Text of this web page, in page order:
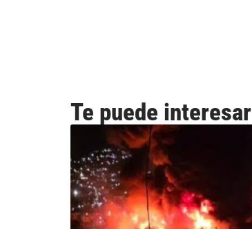
Te puede interesar